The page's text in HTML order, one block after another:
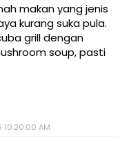
makan yang jenis
kurang suka pula.
grill dengan
soup, pasti
AM